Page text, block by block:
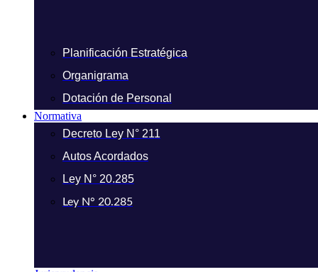
Planificación Estratégica
Organigrama
Dotación de Personal
Normativa
Decreto Ley N° 211
Autos Acordados
Ley N° 20.285
Ley N° 20.285